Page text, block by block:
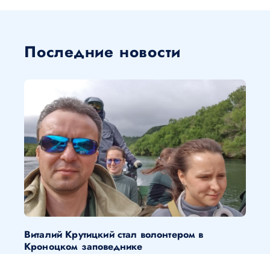
Последние новости
Виталий Крутицкий стал волонтером в
Кроноцком заповеднике